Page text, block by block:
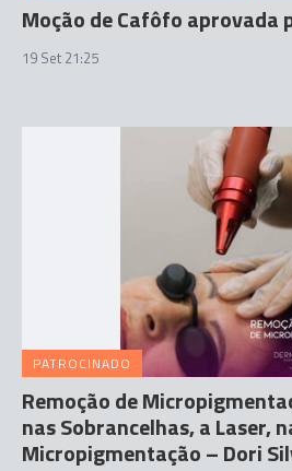
Moção de Cafôfo aprovada
19 Set 21:25
PATROCINADO
Remoção de
nas Sobrancelhas, a Laser,
Micropigmentação – Dori